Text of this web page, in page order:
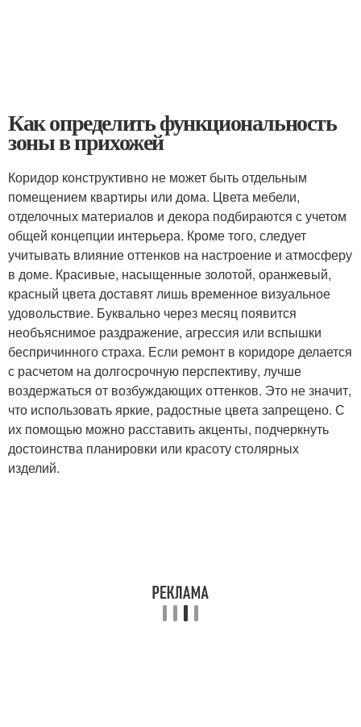
Как определить функциональность
зоны в прихожей
Коридор конструктивно не может быть отдельным
помещением квартиры или дома. Цвета мебели,
отделочных материалов и декора подбираются с учетом
общей концепции интерьера. Кроме того, следует
учитывать влияние оттенков на настроение и атмосферу
в доме. Красивые, насыщенные золотой, оранжевый,
красный цвета доставят лишь временное визуальное
удовольствие. Буквально через месяц появится
необъяснимое раздражение, агрессия или вспышки
беспричинного страха. Если ремонт в коридоре делается
с расчетом на долгосрочную перспективу, лучше
воздержаться от возбуждающих оттенков. Это не значит,
что использовать яркие, радостные цвета запрещено. С
их помощью можно расставить акценты, подчеркнуть
достоинства планировки или красоту столярных
изделий.